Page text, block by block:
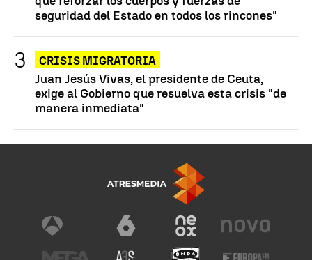
seguridad del Estado en todos los rincones"
CRISIS MIGRATORIA
Juan Jesús Vivas, el presidente de Ceuta,
exige al Gobierno que resuelva esta crisis "de
manera inmediata"